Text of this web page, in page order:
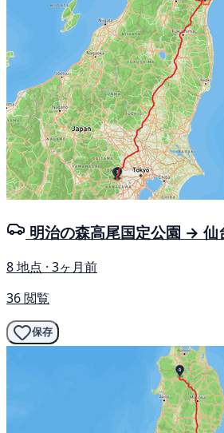
明治の森高尾国定公園 → 仙
8 地点 · 3ヶ月前
36 閲覧
保存